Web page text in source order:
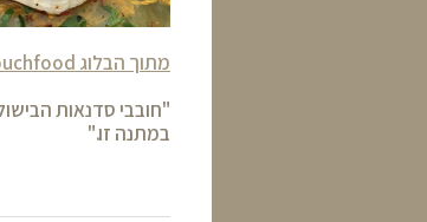
מתוך הבלוג touchfood של מיכל רוזנבך
"חובבי סדנאות
במתנה זו."